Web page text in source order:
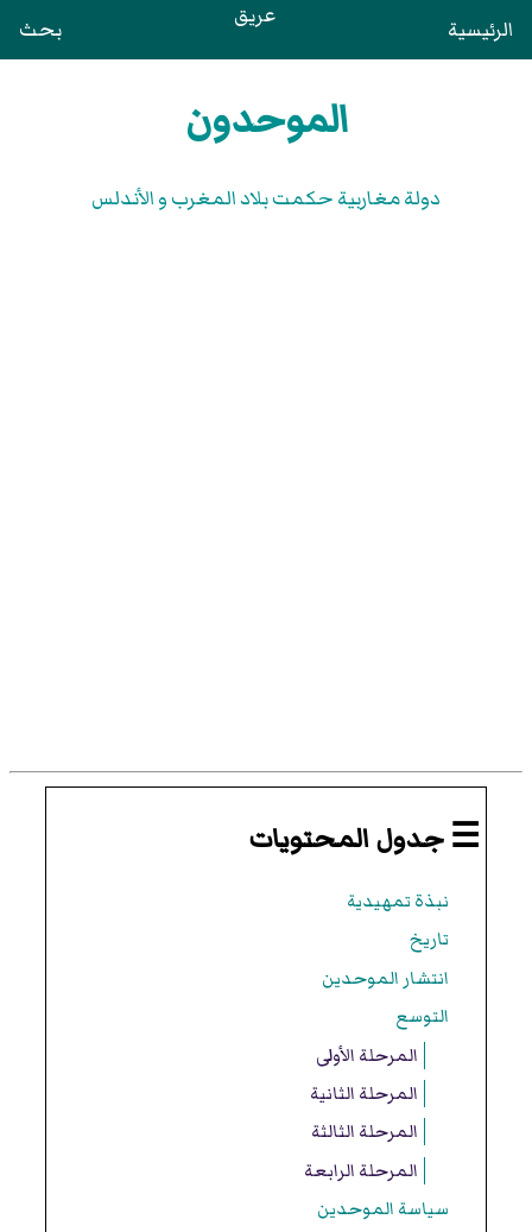
الرئيسية عريق بحث
الموحدون
دولة مغاربية حكمت بلاد المغرب و الأندلس
☰ جدول المحتويات
نبذة تمهيدية
تاريخ
انتشار الموحدين
التوسع
المرحلة الأولى
المرحلة الثانية
المرحلة الثالثة
المرحلة الرابعة
سياسة الموحدين